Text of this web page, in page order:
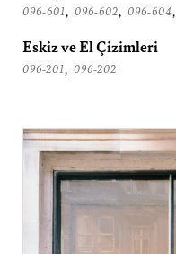
096-601, 096-602, 096-604,
Eskiz ve El Çizimleri
096-201, 096-202